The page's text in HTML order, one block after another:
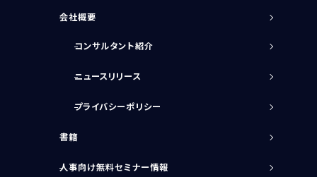
オピニオン
BOOKS
会社概要
コンサルタント紹介
ニュースリリース
プライバシーポリシー
書籍
人事向け無料セミナー情報